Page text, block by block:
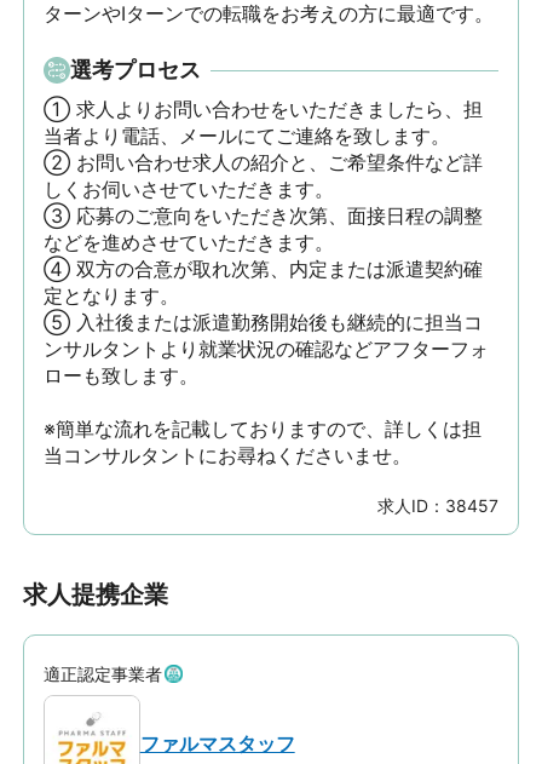
ターンやIターンでの転職をお考えの方に最適です。
選考プロセス
① 求人よりお問い合わせをいただきましたら、担
当者より電話、メールにてご連絡を致します。
② お問い合わせ求人の紹介と、ご希望条件など詳
しくお伺いさせていただきます。
③ 応募のご意向をいただき次第、面接日程の調整
などを進めさせていただきます。
④ 双方の合意が取れ次第、内定または派遣契約確
定となります。
⑤ 入社後または派遣勤務開始後も継続的に担当コ
ンサルタントより就業状況の確認などアフターフォ
ローも致します。
※簡単な流れを記載しておりますので、詳しくは担
当コンサルタントにお尋ねくださいませ。
求人ID： 38457
求人提携企業
適正認定事業者
ファルマスタッフ